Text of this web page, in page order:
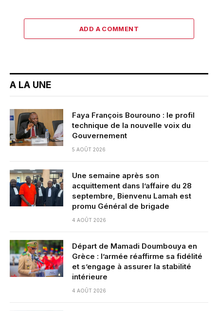
ADD A COMMENT
A LA UNE
Faya François Bourouno : le profil
technique de la nouvelle voix du
Gouvernement
5 AOÛT 2026
Une semaine après son
acquittement dans l’affaire du 28
septembre, Bienvenu Lamah est
promu Général de brigade
4 AOÛT 2026
Départ de Mamadi Doumbouya en
Grèce : l’armée réaffirme sa fidélité
et s’engage à assurer la stabilité
intérieure
4 AOÛT 2026